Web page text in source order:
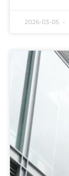
2026-03-05